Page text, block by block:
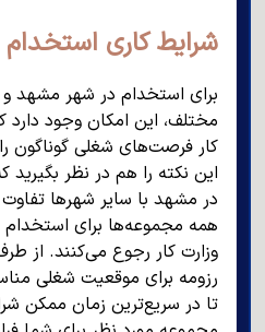
شرایط کاری
برای استخدام در شهر مشهد
مختلف، این امکان وجود
کار فرصت‌های شغلی گوناگون را
این نکته را هم در نظر
در مشهد با سایر شهرها تفاوت
همه مجموعه‌ها برای استخدام
وزارت کار رجوع می‌کنند. از
رزومه برای موقعیت شغلی
تا در سریع‌ترین زمان ممکن